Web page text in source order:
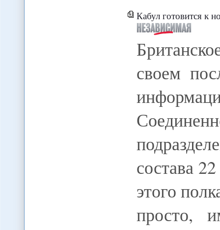
Кабул готовится к
своем
состава
этого
просто,